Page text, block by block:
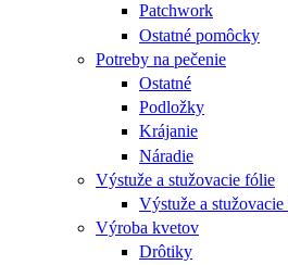
Patchwork
Ostatné pomôcky
Potreby na pečenie
Ostatné
Podložky
Krájanie
Náradie
Výstuže a stužovacie fólie
Výstuže a
Výroba kvetov
Drôtiky